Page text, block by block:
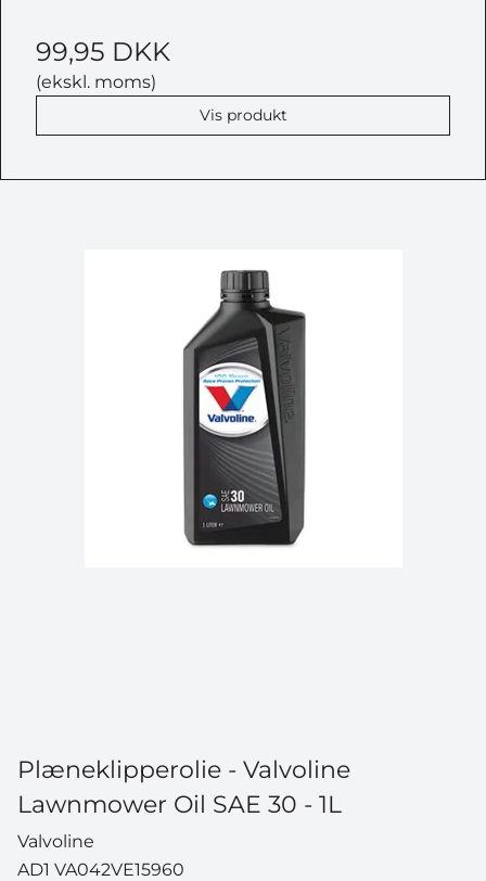
99,95 DKK
(ekskl. moms)
Vis produkt
Plæneklipperolie - Valvoline
Lawnmower Oil SAE 30 - 1L
Valvoline
AD1 VA042VE15960